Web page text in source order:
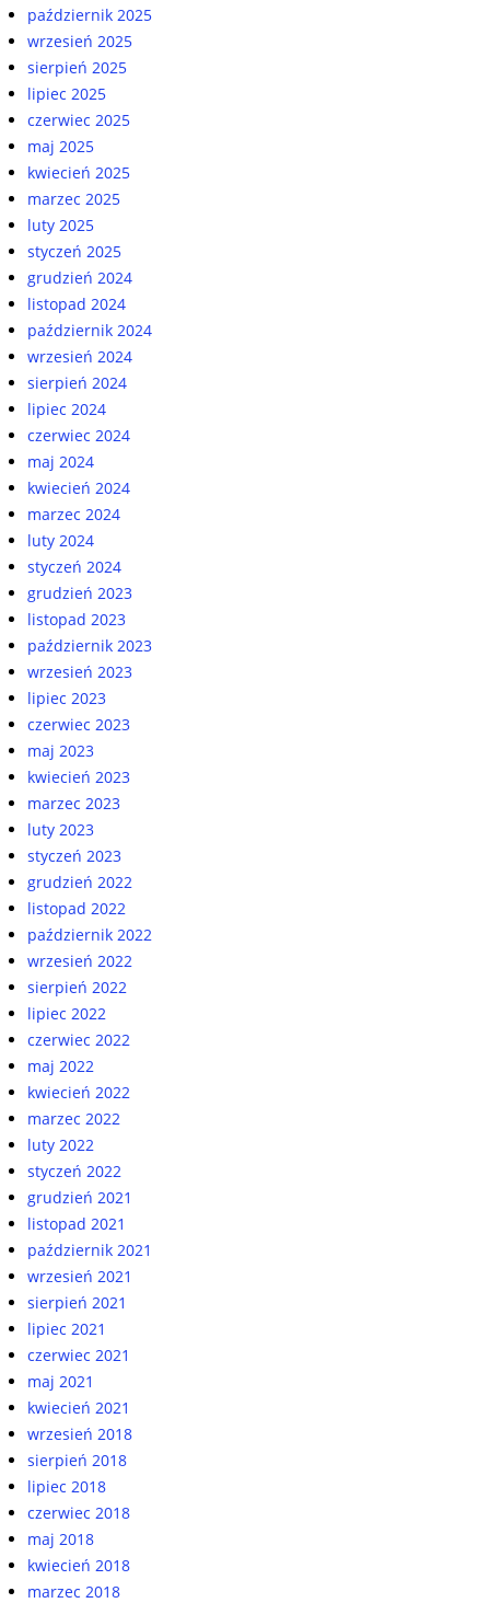
październik 2025
wrzesień 2025
sierpień 2025
lipiec 2025
czerwiec 2025
maj 2025
kwiecień 2025
marzec 2025
luty 2025
styczeń 2025
grudzień 2024
listopad 2024
październik 2024
wrzesień 2024
sierpień 2024
lipiec 2024
czerwiec 2024
maj 2024
kwiecień 2024
marzec 2024
luty 2024
styczeń 2024
grudzień 2023
listopad 2023
październik 2023
wrzesień 2023
lipiec 2023
czerwiec 2023
maj 2023
kwiecień 2023
marzec 2023
luty 2023
styczeń 2023
grudzień 2022
listopad 2022
październik 2022
wrzesień 2022
sierpień 2022
lipiec 2022
czerwiec 2022
maj 2022
kwiecień 2022
marzec 2022
luty 2022
styczeń 2022
grudzień 2021
listopad 2021
październik 2021
wrzesień 2021
sierpień 2021
lipiec 2021
czerwiec 2021
maj 2021
kwiecień 2021
wrzesień 2018
sierpień 2018
lipiec 2018
czerwiec 2018
maj 2018
kwiecień 2018
marzec 2018